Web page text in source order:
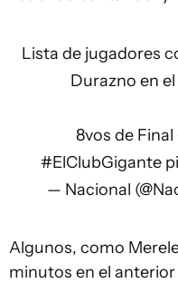
Lista de jugadores
Durazno en
8vos de Final
#ElClubGigante
— Nacional
Algunos, como
minutos en el